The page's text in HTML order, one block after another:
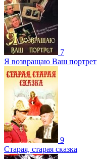
7
Я возвращаю Ваш портрет
9
Старая, старая сказка